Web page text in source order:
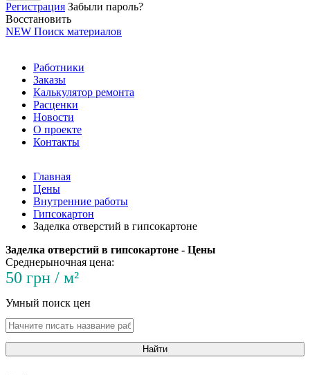
Регистрация Забыли пароль?
Восстановить
NEW Поиск материалов
Работники
Заказы
Калькулятор ремонта
Расценки
Новости
О проекте
Контакты
Главная
Цены
Внутренние работы
Гипсокартон
Заделка отверстий в гипсокартоне
Заделка отверстий в гипсокартоне - Цены
Среднерыночная цена:
50 грн / м²
Умный поиск цен
Найти